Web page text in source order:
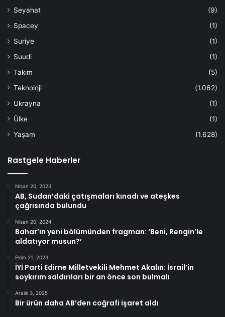
Seyahat
(9)
Spacey
(1)
Suriye
(1)
Suudi
(1)
Takım
(5)
Teknoloji
(1.062)
Ukrayna
(1)
Ülke
(1)
Yaşam
(1.628)
Rastgele Haberler
Nisan 20, 2023
AB, Sudan’daki çatışmaları kınadı ve ateşkes
çağrısında bulundu
Nisan 20, 2024
Bahar’ın yeni bölümünden fragman: ‘Beni, Rengin’le
aldatıyor musun?’
Ekim 21, 2023
İYİ Parti Edirne Milletvekili Mehmet Akalın: İsrail’in
soykırım saldırıları bir an önce son bulmalı
Aralık 3, 2025
Bir ürün daha AB’den coğrafi işaret aldı